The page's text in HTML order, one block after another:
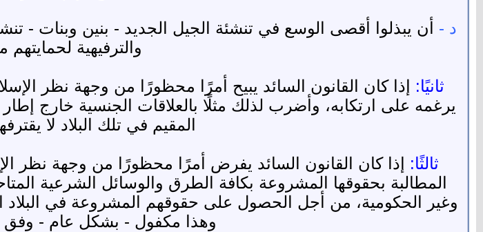
د -
أن يبذلوا أقصى الوسع في تنشئة الجيل الجديد - بنين وبنات -
والترفيهية لحمايتهم
ثانيًا:
إذا كان القانون السائد يبيح أمرًا محظورًا من وجهة نظر
يرغمه على ارتكابه، وأضرب لذلك مثلًا بالعلاقات الجنسية خارج
المقيم في تلك البلاد لا
ثالثًا: إذا كان القانون السائد يفرض أمرًا محظورًا من وجهة نظر
المطالبة بحقوقها المشروعة بكافة الطرق والوسائل الشرعية
وغير الحكومية، من أجل الحصول على حقوقهم المشروعة في البلاد
وهذا مكفول - بشكل عام - وفق